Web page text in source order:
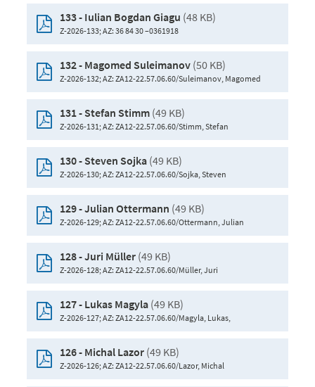
133 - Iulian Bogdan Giagu (48 KB)
Z-2026-133; AZ: 36 84 30 –0361918
132 - Magomed Suleimanov(50 KB)
Z-2026-132; AZ: ZA12-22.57.06.60/Suleimanov, Magomed
131 - Stefan Stimm(49 KB)
Z-2026-131; AZ: ZA12-22.57.06.60/Stimm, Stefan
130 - Steven Sojka(49 KB)
Z-2026-130; AZ: ZA12-22.57.06.60/Sojka, Steven
129 - Julian Ottermann (49 KB)
Z-2026-129; AZ: ZA12-22.57.06.60/Ottermann, Julian
128 - Juri Müller(49 KB)
Z-2026-128; AZ: ZA12-22.57.06.60/Müller, Juri
127 - Lukas Magyla(49 KB)
Z-2026-127; AZ: ZA12-22.57.06.60/Magyla, Lukas,
126 - Michal Lazor(49 KB)
Z-2026-126; AZ: ZA12-22.57.06.60/Lazor, Michal